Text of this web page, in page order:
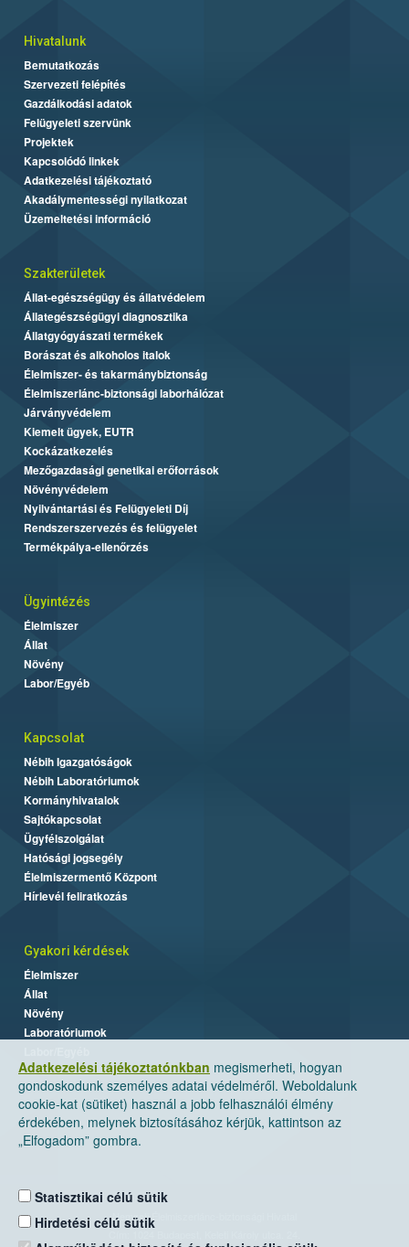
Adatkezelési tájékoztatónkban megismerheti, hogyan
gondoskodunk személyes adatai védelméről. Weboldalunk
cookie-kat (sütiket) használ a jobb felhasználói élmény
érdekében, melynek biztosításához kérjük, kattintson az
„Elfogadom” gombra.
Statisztikai célú sütik
Hirdetési célú sütik
Hivatalunk
Bemutatkozás
Szervezeti felépítés
Gazdálkodási adatok
Felügyeleti szervünk
Projektek
Kapcsolódó linkek
Adatkezelési tájékoztató
Akadálymentességi nyilatkozat
Üzemeltetési információ
Szakterületek
Állat-egészségügy és állatvédelem
Állategészségügyi diagnosztika
Állatgyógyászati termékek
Borászat és alkoholos italok
Élelmiszer- és takarmánybiztonság
Élelmiszerlánc-biztonsági laborhálózat
Járványvédelem
Kiemelt ügyek, EUTR
Kockázatkezelés
Mezőgazdasági genetikai erőforrások
Növényvédelem
Nyilvántartási és Felügyeleti Díj
Rendszerszervezés és felügyelet
Termékpálya-ellenőrzés
Ügyintézés
Élelmiszer
Állat
Növény
Labor/Egyéb
Kapcsolat
Nébih Igazgatóságok
Nébih Laboratóriumok
Kormányhivatalok
Sajtókapcsolat
Ügyfélszolgálat
Hatósági jogsegély
Élelmiszermentő Központ
Hírlevél feliratkozás
Gyakori kérdések
Élelmiszer
Állat
Növény
Laboratóriumok
Nemzeti Élelmiszerlánc-biztonsági Hivatal